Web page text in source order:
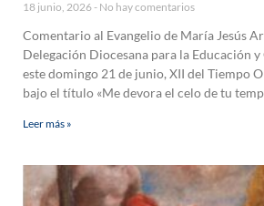
18 junio, 2026 No hay comentarios
Comentario al Evangelio de María Jesús
Delegación Diocesana para la Educación
este domingo 21 de junio, XII del Tiempo
bajo el título «Me devora el celo de tu
Leer más »